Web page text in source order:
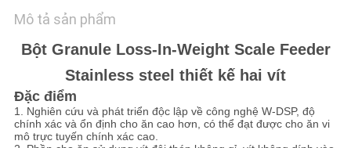
SƠ
ĐỒ
TRANG
WEB
Mô tả sản phẩm
Bột Granule Loss-In-Weight Scale Feeder
Stainless steel thiết kế hai vít
Đặc điểm
1. Nghiên cứu và phát triển độc lập về công nghệ W-DSP, độ
chính xác và ổn định cho ăn cao hơn, có thể đạt được cho ăn vi
mô trực tuyến chính xác cao.